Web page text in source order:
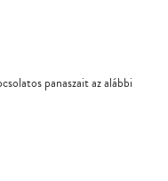
panaszait az alábbi